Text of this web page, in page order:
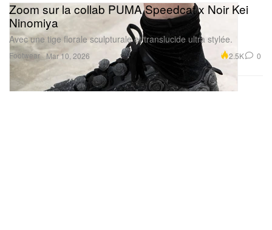
Footwear
Zoom sur la collab PUMA Speedcat x Noir Kei
Ninomiya
Avec une tige florale sculpturale et translucide ultra stylée.
Mar 10, 2026 2.5K 0